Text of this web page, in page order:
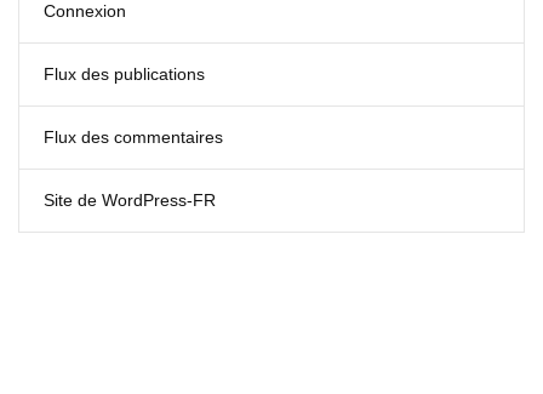
Connexion
Flux des publications
Flux des commentaires
Site de WordPress-FR